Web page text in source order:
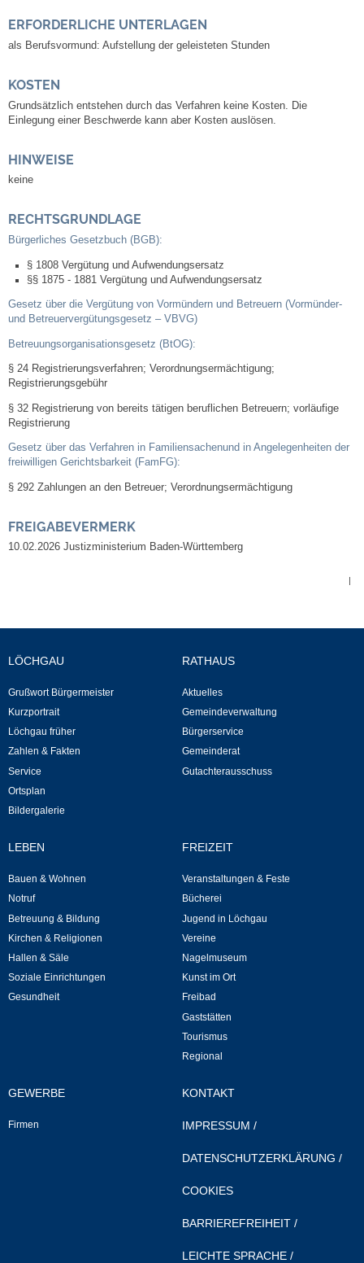
Laufende beschränkte Ausschreibungen
Fortschreibung Flächennutzungsplan
Kommunale Wärmeplanung
Notruf
Betreuung & Bildung
Schulen
Kindergärten
Musikschule
Hallen- und Raumreservierung
Soziale Einrichtungen
Gesundheit
Veranstaltungskalender
Veranstaltungen
ERFORDERLICHE UNTERLAGEN
als Berufsvormund: Aufstellung der geleisteten Stunden
KOSTEN
Grundsätzlich entstehen durch das Verfahren keine Kosten. Die
Einlegung einer Beschwerde kann aber Kosten auslösen.
HINWEISE
keine
RECHTSGRUNDLAGE
Bürgerliches Gesetzbuch (BGB):
§ 1808 Vergütung und Aufwendungsersatz
§§ 1875 - 1881 Vergütung und Aufwendungsersatz
Gesetz über die Vergütung von Vormündern und Betreuern (Vormünder-
und Betreuervergütungsgesetz – VBVG)
Betreuungsorganisationsgesetz (BtOG):
§ 24 Registrierungsverfahren; Verordnungsermächtigung;
Registrierungsgebühr
§ 32 Registrierung von bereits tätigen beruflichen Betreuern; vorläufige
Registrierung
Gesetz über das Verfahren in Familiensachenund in Angelegenheiten der
freiwilligen Gerichtsbarkeit (FamFG):
§ 292 Zahlungen an den Betreuer; Verordnungsermächtigung
FREIGABEVERMERK
10.02.2026 Justizministerium Baden-Württemberg
|
LÖCHGAU
Grußwort Bürgermeister
Kurzportrait
Löchgau früher
Zahlen & Fakten
Service
Ortsplan
Bildergalerie
RATHAUS
Aktuelles
Gemeindeverwaltung
Bürgerservice
Gemeinderat
Gutachterausschuss
LEBEN
Bauen & Wohnen
Notruf
Betreuung & Bildung
Kirchen & Religionen
Hallen & Säle
Soziale Einrichtungen
Gesundheit
FREIZEIT
Veranstaltungen & Feste
Bücherei
Jugend in Löchgau
Vereine
Nagelmuseum
Kunst im Ort
Freibad
Gaststätten
Tourismus
Regional
GEWERBE
Firmen
KONTAKT
IMPRESSUM /
DATENSCHUTZERKLÄRUNG /
COOKIES
BARRIEREFREIHEIT /
LEICHTE SPRACHE /